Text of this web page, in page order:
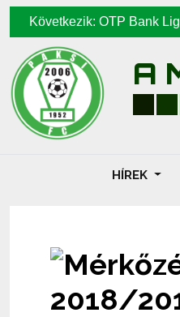
Következik: OTP Bank
A
HÍREK
2018/